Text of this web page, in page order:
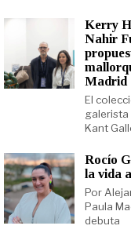
Kerry
Nahir
Madrid
El
Kant
Rocío
la vida
Por
Paula
debuta